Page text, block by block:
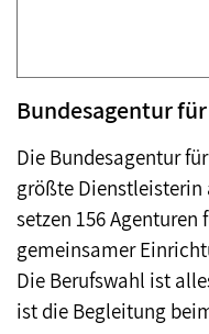
Bundesagentur
Die Bundesagentur
größte
setzen 156 Agenturen
gemeinsamer
Die Berufswahl ist
ist die Begleitung